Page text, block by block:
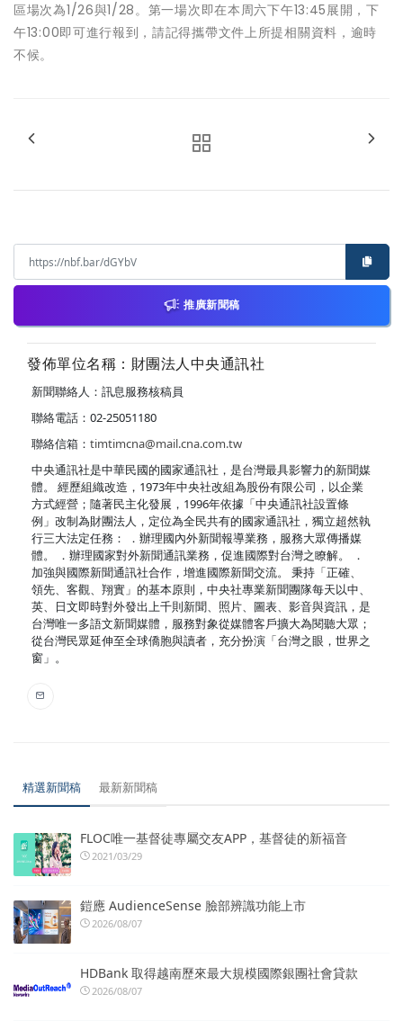
區場次為1/26與1/28。第一場次即在本周六下午13:45展開，下
午13:00即可進行報到，請記得攜帶文件上所提相關資料，逾時
不候。
推廣新聞稿
發佈單位名稱：財團法人中央通訊社
新聞聯絡人：訊息服務核稿員
聯絡電話：02-25051180
聯絡信箱： timtimcna@mail.cna.com.tw
中央通訊社是中華民國的國家通訊社，是台灣最具影響力的新聞媒
體。 經歷組織改造，1973年中央社改組為股份有限公司，以企業
方式經營；隨著民主化發展，1996年依據「中央通訊社設置條
例」改制為財團法人，定位為全民共有的國家通訊社，獨立超然執
行三大法定任務： ．辦理國內外新聞報導業務，服務大眾傳播媒
體。 ．辦理國家對外新聞通訊業務，促進國際對台灣之瞭解。 ．
加強與國際新聞通訊社合作，增進國際新聞交流。 秉持「正確、
領先、客觀、翔實」的基本原則，中央社專業新聞團隊每天以中、
英、日文即時對外發出上千則新聞、照片、圖表、影音與資訊，是
台灣唯一多語文新聞媒體，服務對象從媒體客戶擴大為閱聽大眾；
從台灣民眾延伸至全球僑胞與讀者，充分扮演「台灣之眼，世界之
窗」。
精選新聞稿 最新新聞稿
FLOC唯一基督徒專屬交友APP，基督徒的新福音
2021/03/29
鎧應 AudienceSense 臉部辨識功能上市
2026/08/07
HDBank 取得越南歷來最大規模國際銀團社會貸款
2026/08/07